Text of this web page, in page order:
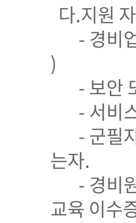
다.지원
- 경비업
)
- 보안
- 서비스
- 군필자
는자.
- 경비원
교육 이수